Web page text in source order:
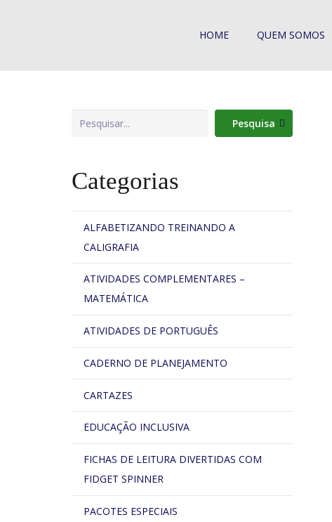
HOME QUEM SOMOS
Pesquisa Pesquisa
Categorias
ALFABETIZANDO TREINANDO A
CALIGRAFIA
ATIVIDADES COMPLEMENTARES –
MATEMÁTICA
ATIVIDADES DE PORTUGUÊS
CADERNO DE PLANEJAMENTO
CARTAZES
EDUCAÇÃO INCLUSIVA
FICHAS DE LEITURA DIVERTIDAS COM
FIDGET SPINNER
PACOTES ESPECIAIS